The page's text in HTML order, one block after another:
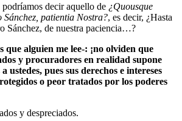
decir aquello de ¿Quousque
Sánchez, patientia Nostra?, es decir, ¿Hasta
Sánchez, de nuestra paciencia…?
que alguien me lee-: ¡no olviden que
y procuradores en realidad supone
ustedes, pues sus derechos e intereses
o peor tratados por los poderes
y despreciados.